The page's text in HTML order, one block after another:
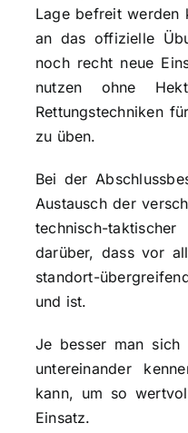
Lage befreit werden
an das offizielle
noch recht neue
nutzen ohne
Rettungstechniken
zu üben.
Bei der
Austausch der
technisch-
darüber, dass vor
standort-
und ist.
Je besser man sich
untereinander
kann, um so
Einsatz.